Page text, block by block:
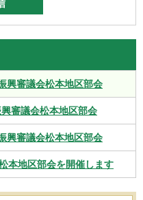
興審議会松本地区部会
審議会松本地区部会
興審議会松本地区部会
本地区部会を開催します